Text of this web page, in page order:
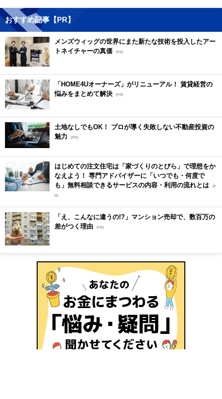
おすすめ記事【PR】
メンズウィッグの世界にまた新たな技術を投入したアー
トネイチャーの真価 [PR]
「HOME4Uオーナーズ」がリニューアル！ 賃貸経営の
悩みをまとめて解決 [PR]
土地なしでもOK！ プロが導く失敗しない不動産投資の
魅力
[PR]
はじめての注文住宅は「家づくりのとびら」で理想をか
なえよう！ 専門アドバイザーに「いつでも・何度で
も」無料相談できるサービスの内容・利用の流れとは [P
R]
「え、こんなに違うの!?」マンション売却で、数百万の
差がつく理由 [PR]